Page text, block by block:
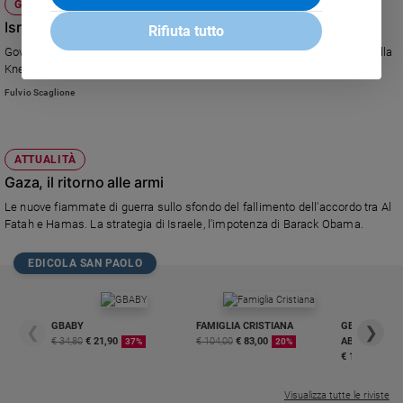
Foto
Podcast
Privacy
Policy
Chi
siamo
Pubblicità
GERUSALEMME, DAMASCO E DINTORNI
Israele e Palestina, tutto si muove. E il Papa...
Governo di unità nazionale tra Al Fatah e Hamas, maggioranze variabili alla
Knesset. Come usciranno Abu Mazen e Peres dal Vaticano?
Fulvio Scaglione
ATTUALITÀ
Gaza, il ritorno alle armi
Le nuove fiammate di guerra sullo sfondo del fallimento dell'accordo tra Al
Fatah e Hamas. La strategia di Israele, l'impotenza di Barack Obama.
EDICOLA SAN PAOLO
❮
GBABY
€ 34,80 € 21,90 37%
FAMIGLIA CRISTIANA
€ 104,00 € 83,00 20%
GBABY
€ 16,99
❯
Visualizza tutte le riviste
Rifiuta tutto